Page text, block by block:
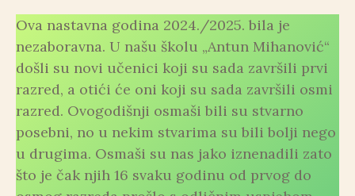
Ova nastavna godina 2024./2025. bila je
nezaboravna. U našu školu „Antun Mihanović“
došli su novi učenici koji su sada završili prvi
razred, a otići će oni koji su sada završili osmi
razred. Ovogodišnji osmaši bili su stvarno
posebni, no u nekim stvarima su bili bolji nego
u drugima. Osmaši su nas jako iznenadili zato
što je čak njih 16 svaku godinu od prvog do